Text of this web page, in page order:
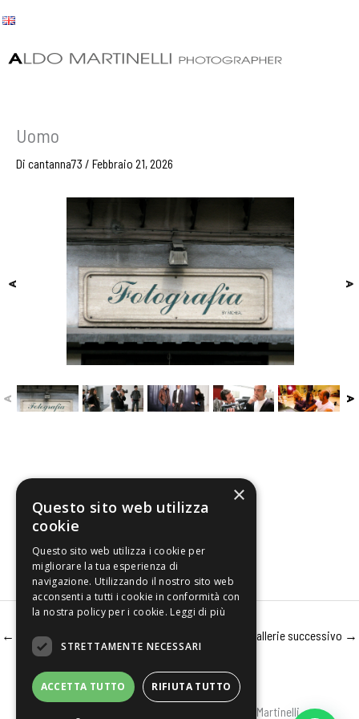
al
contenuto
Uomo
Di cantanna73 / Febbraio 21, 2026
← Gallerie precedente Gallerie successivo →
Copyright © 2026 Aldo Martinelli -
×
Questo sito web utilizza
cookie
Questo sito web utilizza i cookie per
migliorare la tua esperienza di
navigazione. Utilizzando il nostro sito web
acconsenti a tutti i cookie in conformità con
la nostra policy per i cookie. Leggi di più
STRETTAMENTE NECESSARI
ACCETTA TUTTO RIFIUTA TUTTO